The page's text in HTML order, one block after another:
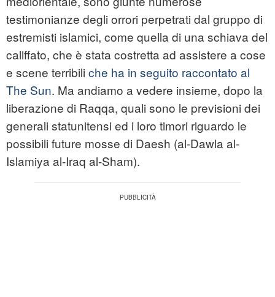
testimonianze degli orrori perpetrati dal gruppo di
estremisti islamici, come quella di una schiava del
califfato, che è stata costretta ad assistere a cose
e scene terribili che ha in seguito raccontato al
The Sun. Ma andiamo a vedere insieme, dopo la
liberazione di Raqqa, quali sono le previsioni dei
generali statunitensi ed i loro timori riguardo le
possibili future mosse di Daesh (al-Dawla al-
Islamiya al-Iraq al-Sham).